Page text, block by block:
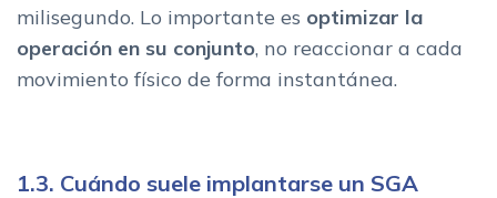
milisegundo. Lo importante es optimizar la
operación en su conjunto, no reaccionar a cada
movimiento físico de forma instantánea.
1.3. Cuándo suele implantarse un SGA